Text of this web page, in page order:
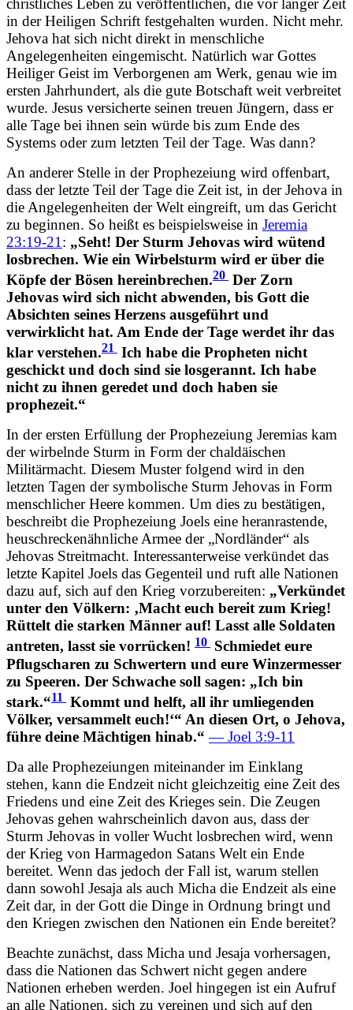
christliches Leben zu veröffentlichen, die vor langer Zeit
in der Heiligen Schrift festgehalten wurden. Nicht mehr.
Jehova hat sich nicht direkt in menschliche
Angelegenheiten eingemischt. Natürlich war Gottes
Heiliger Geist im Verborgenen am Werk, genau wie im
ersten Jahrhundert, als die gute Botschaft weit verbreitet
wurde. Jesus versicherte seinen treuen Jüngern, dass er
alle Tage bei ihnen sein würde bis zum Ende des
Systems oder zum letzten Teil der Tage. Was dann?
An anderer Stelle in der Prophezeiung wird offenbart,
dass der letzte Teil der Tage die Zeit ist, in der Jehova in
die Angelegenheiten der Welt eingreift, um das Gericht
zu beginnen. So heißt es beispielsweise in Jeremia
23:19-21 : „Seht! Der Sturm Jehovas wird wütend
losbrechen. Wie ein Wirbelsturm wird er über die
Köpfe der Bösen hereinbrechen.20 Der Zorn
Jehovas wird sich nicht abwenden, bis Gott die
Absichten seines Herzens ausgeführt und
verwirklicht hat. Am Ende der Tage werdet ihr das
klar verstehen.21
Ich habe die Propheten nicht
geschickt und doch sind sie losgerannt. Ich habe
nicht zu ihnen geredet und doch haben sie
prophezeit.“
In der ersten Erfüllung der Prophezeiung Jeremias kam
der wirbelnde Sturm in Form der chaldäischen
Militärmacht. Diesem Muster folgend wird in den
letzten Tagen der symbolische Sturm Jehovas in Form
menschlicher Heere kommen. Um dies zu bestätigen,
beschreibt die Prophezeiung Joels eine heranrastende,
heuschreckenähnliche Armee der „Nordländer“ als
Jehovas Streitmacht. Interessanterweise verkündet das
letzte Kapitel Joels das Gegenteil und ruft alle Nationen
dazu auf, sich auf den Krieg vorzubereiten: „Verkündet
unter den Völkern: ‚Macht euch bereit zum Krieg!
Rüttelt die starken Männer auf! Lasst alle Soldaten
antreten, lasst sie vorrücken! 10 Schmiedet eure
Pflugscharen zu Schwertern und eure Winzermesser
zu Speeren. Der Schwache soll sagen: „Ich bin
stark.“11
Kommt und helft, all ihr umliegenden
Völker, versammelt euch!‘“ An diesen Ort, o Jehova,
führe deine Mächtigen hinab.“ — Joel 3:9-11
Da alle Prophezeiungen miteinander im Einklang
stehen, kann die Endzeit nicht gleichzeitig eine Zeit des
Friedens und eine Zeit des Krieges sein. Die Zeugen
Jehovas gehen wahrscheinlich davon aus, dass der
Sturm Jehovas in voller Wucht losbrechen wird, wenn
der Krieg von Harmagedon Satans Welt ein Ende
bereitet. Wenn das jedoch der Fall ist, warum stellen
dann sowohl Jesaja als auch Micha die Endzeit als eine
Zeit dar, in der Gott die Dinge in Ordnung bringt und
den Kriegen zwischen den Nationen ein Ende bereitet?
Beachte zunächst, dass Micha und Jesaja vorhersagen,
dass die Nationen das Schwert nicht gegen andere
Nationen erheben werden. Joel hingegen ist ein Aufruf
an alle Nationen, sich zu vereinen und sich auf den